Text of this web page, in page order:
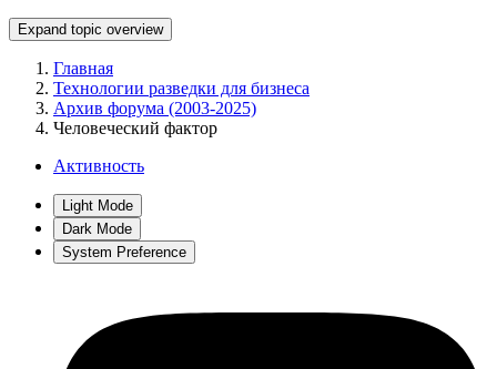
Expand topic overview
Главная
Технологии разведки для бизнеса
Архив форума (2003-2025)
Человеческий фактор
Активность
Light Mode
Dark Mode
System Preference